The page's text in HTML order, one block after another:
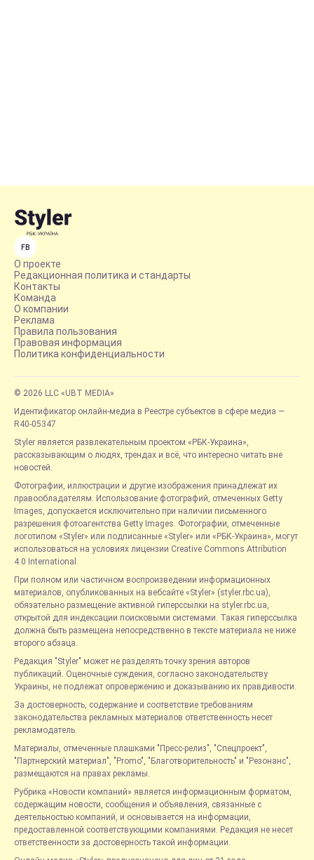
FB
О проекте
Редакционная политика и стандарты
Контакты
Команда
О компании
Реклама
Правила пользования
Правовая информация
Политика конфиденциальности
© 2026 LLC «UBT MEDIA»
Идентификатор онлайн-медиа в Реестре субъектов в сфере медиа —
R40-05347
Styler является развлекательным проектом «РБК-Украина»,
рассказывающим о людях, трендах и всё, что интересно читать вне
новостей.
Фотографии, иллюстрации и другие изображения принадлежат их
правообладателям. Использование фотографий, отмеченных Getty
Images, допускается исключительно при наличии письменного
разрешения фотоагентства Getty Images. Фотографии, отмеченные
логотипом «Styler» или подписанные «Styler» или «РБК-Украина», могут
использоваться на условиях лицензии Creative Commons Attribution
4.0 International.
При полном или частичном воспроизведении информационных
материалов, опубликованных на вебсайте «Styler» (styler.rbc.ua),
обязательно размещение активной гиперссылки на styler.rbc.ua,
открытой для индексации поисковыми системами. Такая гиперссылка
должна быть размещена непосредственно в тексте материала не ниже
второго абзаца.
Редакция "Styler" может не разделять точку зрения авторов
публикаций. Оценочные суждения, согласно законодательству
Украины, не подлежат опровержению и доказыванию их правдивости.
За достоверность, содержание и соответствие требованиям
законодательства рекламных материалов ответственность несет
рекламодатель.
Материалы, отмеченные плашками "Пресс-релиз", "Спецпроект",
"Партнерский материал", "Promo", "Благотворительность" и "Резонанс",
размещаются на правах рекламы.
Рубрика «Новости компаний» является информационным форматом,
содержащим новости, сообщения и объявления, связанные с
деятельностью компаний, и основывается на информации,
предоставленной соответствующими компаниями. Редакция не несет
ответственности за достоверность такой информации.